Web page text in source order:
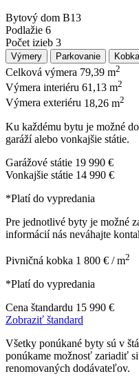
Bytový dom B13
Podlažie 6
Počet izieb 3
Výmery Parkovanie Kobka
Celková výmera 79,39 m2
Výmera interiéru 61,13 m2
Výmera exteriéru 18,26 m2
Ku každému bytu je možné
garáží alebo vonkajšie státie.
Garážové státie 19 990 €
Vonkajšie státie 14 990 €
*Platí do vypredania
Pre jednotlivé byty je možné
informácií nás neváhajte
Pivničná kobka 1 800 € / m2
*Platí do vypredania
Cena štandardu 15 990 €
Zobraziť štandard
Všetky ponúkané byty sú v
ponúkame možnosť zariadiť
renomovaných dodávateľov.